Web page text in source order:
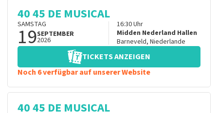
40 45 DE MUSICAL
SAMSTAG
19SEPTEMBER
2026
16:30Uhr
Midden Nederland Hallen
Barneveld, Niederlande
TICKETS ANZEIGEN
Noch 6 verfügbar auf unserer Website
40 45 DE MUSICAL